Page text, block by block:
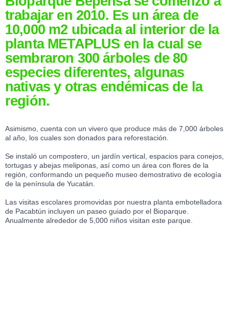
trabajar en 2010. Es un área de
10,000 m2 ubicada al interior de la
planta METAPLUS en la cual se
sembraron 300 árboles de 80
especies diferentes, algunas
nativas y otras endémicas de la
región.
Asimismo, cuenta con un vivero que produce más de 7,000 árboles
al año, los cuales son donados para reforestación.
Se instaló un compostero, un jardín vertical, espacios para conejos,
tortugas y abejas meliponas, así como un área con flores de la
región, conformando un pequeño museo demostrativo de ecología
de la península de Yucatán.
Las visitas escolares promovidas por nuestra planta embotelladora
de Pacabtún incluyen un paseo guiado por el Bioparque.
Anualmente alrededor de 5,000 niños visitan este parque.